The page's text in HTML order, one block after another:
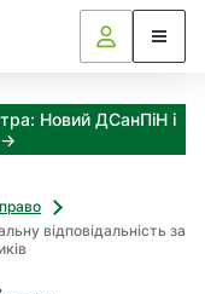
Новий ДСанПіН і
→
відповідальність за